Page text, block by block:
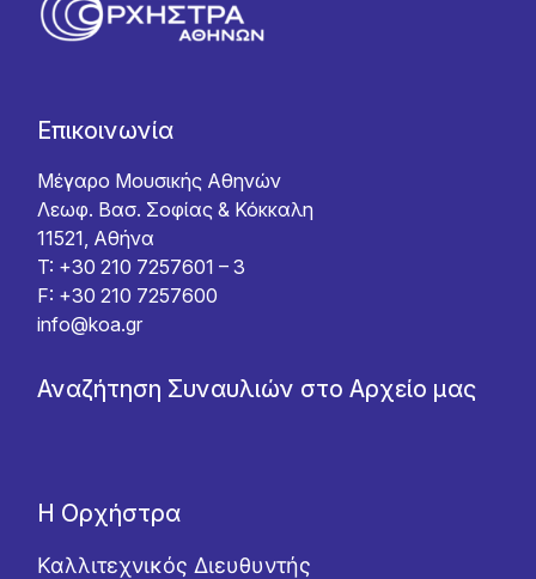
Επικοινωνία
Μέγαρο Μουσικής Αθηνών
Λεωφ. Βασ. Σοφίας & Κόκκαλη
11521, Αθήνα
T: +30 210 7257601 – 3
F: +30 210 7257600
info@koa.gr
Αναζήτηση Συναυλιών στο Αρχείο μας
Η Ορχήστρα
Καλλιτεχνικός Διευθυντής